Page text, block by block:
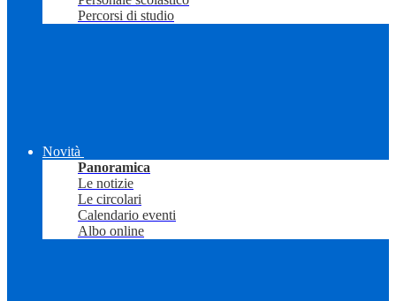
Percorsi di studio
Novità
Panoramica
Le notizie
Le circolari
Calendario eventi
Albo online